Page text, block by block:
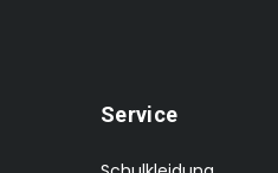
Service